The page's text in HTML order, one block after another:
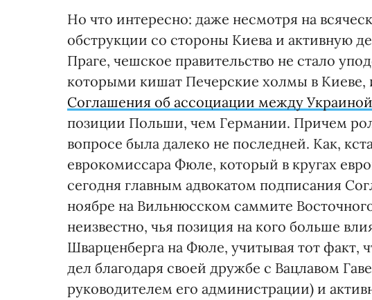
Но что интересно: даже несмотря на
обструкции со стороны Киева и активную
Праге, чешское правительство не стало
которыми кишат Печерские холмы в Киеве,
Соглашения об ассоциации между
позиции Польши, чем Германии. Причем
вопросе была далеко не последней. Как,
еврокомиссара Фюле, который в кругах
сегодня главным адвокатом подписания
ноябре на Вильнюсском саммите
неизвестно, чья позиция на кого больше
Шварценберга на Фюле, учитывая тот
дел благодаря своей дружбе с Вацлавом
руководителем его администрации) и